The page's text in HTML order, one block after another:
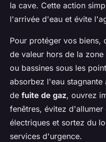
la cave. Cette action
l'arrivée d'eau et évite
Pour protéger vos biens,
de valeur hors de la
ou bassines sous les
absorbez l'eau stagnante
de fuite de gaz, ouvrez
fenêtres, évitez
électriques et sortez du
services d'urgence.